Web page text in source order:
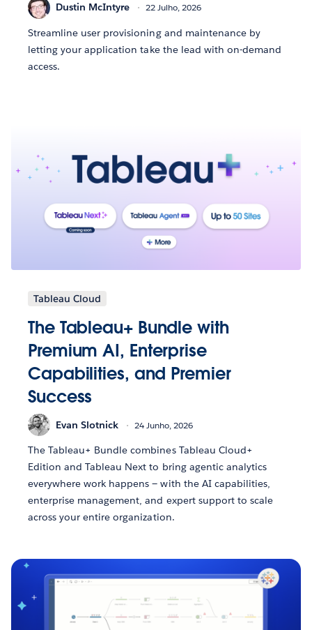
Dustin McIntyre 22 Julho, 2026
Streamline user provisioning and maintenance by
letting your application take the lead with on-demand
access.
Tableau Cloud
The Tableau+ Bundle with
Premium AI, Enterprise
Capabilities, and Premier
Success
Evan Slotnick 24 Junho, 2026
The Tableau+ Bundle combines Tableau Cloud+
Edition and Tableau Next to bring agentic analytics
everywhere work happens — with the AI capabilities,
enterprise management, and expert support to scale
across your entire organization.